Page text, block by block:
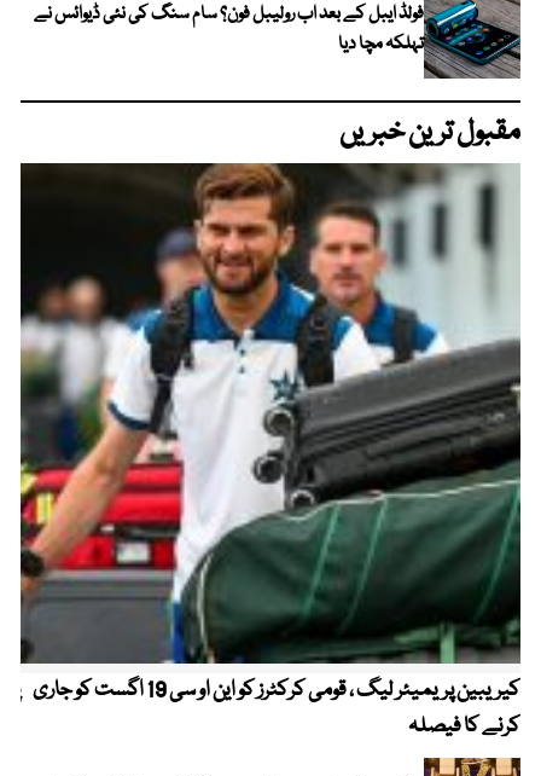
فولڈ ایبل کے بعد اب رولیبل فون؟ سام سنگ کی نئی ڈیوائس نے
تہلکہ مچا دیا
مقبول ترین خبریں
کیریبین پریمیئر لیگ ، قومی کرکٹرز کو این او سی 19 اگست کو جاری
کرنے کا فیصلہ